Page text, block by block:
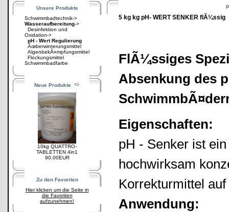
Unsere Produkte
Schwimmbadtechnik->
Wasseraufbereitung->
Desinfektion und
Oxidation->
pH - Wert Regulierung
Ãœberwinterungsmittel
AlgenbekÃ¤mpfungsmittel
Flockungsmittel
Schwimmbadfarbe
Neue Produkte
10kg QUATTRO-
TABLETTEN 4in1
90.00EUR
Zu den Favoriten
Hier klicken um die Seite in
die Favoriten
aufzunehmen!
5 kg kg pH- WERT SENKER flÃ¼ssig
FlÃ¼ssiges
Absenkung des
Eigenschaften:
pH - Senker ist
hochwirksam
Korrekturmittel
Anwendung: